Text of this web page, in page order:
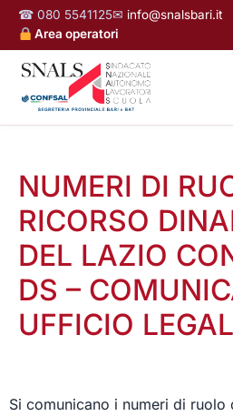
☎ 080 5541125✉ info@snalsbari.it
Area operatori
NUMERI DI
RICORSO
DEL LAZIO
DS –
UFFICIO
Si comunicano i numeri di